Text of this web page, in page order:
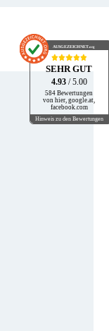
AUSGEZEICHNET.org
SEHR GUT
4.93 / 5.00
584 Bewertungen
von hier, google.at,
facebook.com
Hinweis zu den Bewertungen